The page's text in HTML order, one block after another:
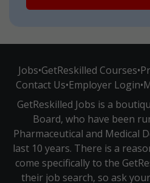
Jobs•GetReskilled Courses•
Contact Us•Employer Login•
GetReskilled Jobs is a
Board, who have been
Pharmaceutical and Medical
last 10 years. There is a
come specifically to the
their job search, so ask